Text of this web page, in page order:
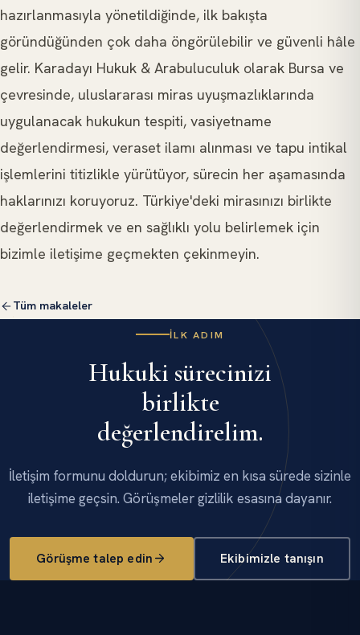
hazırlanmasıyla yönetildiğinde, ilk bakışta
göründüğünden çok daha öngörülebilir ve güvenli hâle
gelir. Karadayı Hukuk & Arabuluculuk olarak Bursa ve
çevresinde, uluslararası miras uyuşmazlıklarında
uygulanacak hukukun tespiti, vasiyetname
değerlendirmesi, veraset ilamı alınması ve tapu intikal
işlemlerini titizlikle yürütüyor, sürecin her aşamasında
haklarınızı koruyoruz. Türkiye'deki mirasınızı birlikte
değerlendirmek ve en sağlıklı yolu belirlemek için
bizimle iletişime geçmekten çekinmeyin.
Tüm makaleler
İLK ADIM
Hukuki sürecinizi
birlikte
değerlendirelim.
İletişim formunu doldurun; ekibimiz en kısa sürede sizinle
iletişime geçsin. Görüşmeler gizlilik esasına dayanır.
Görüşme talep edin Ekibimizle tanışın